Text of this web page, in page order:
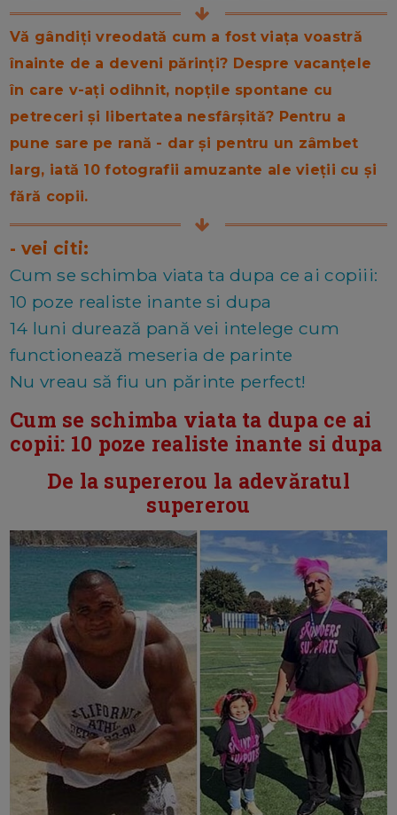
Vă gândiți vreodată cum a fost viața voastră
înainte de a deveni părinți? Despre vacanțele
în care v-ați odihnit, nopțile spontane cu
petreceri și libertatea nesfârșită? Pentru a
pune sare pe rană - dar și pentru un zâmbet
larg, iată 10 fotografii amuzante ale vieții cu și
fără copii.
- vei citi:
Cum se schimba viata ta dupa ce ai copiii:
10 poze realiste inante si dupa
14 luni durează pană vei intelege cum
functionează meseria de parinte
Nu vreau să fiu un părinte perfect!
Cum se schimba viata ta dupa ce ai
copii: 10 poze realiste inante si dupa
De la supererou la adevăratul
supererou